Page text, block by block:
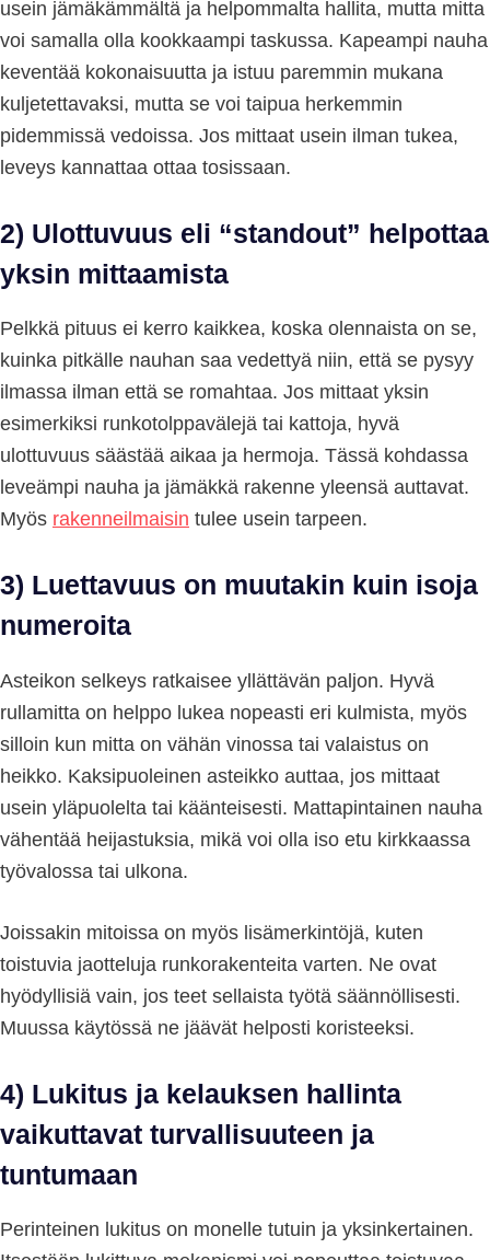
usein jämäkämmältä ja helpommalta hallita, mutta mitta
voi samalla olla kookkaampi taskussa. Kapeampi nauha
keventää kokonaisuutta ja istuu paremmin mukana
kuljetettavaksi, mutta se voi taipua herkemmin
pidemmissä vedoissa. Jos mittaat usein ilman tukea,
leveys kannattaa ottaa tosissaan.
2) Ulottuvuus eli “standout” helpottaa
yksin mittaamista
Pelkkä pituus ei kerro kaikkea, koska olennaista on se,
kuinka pitkälle nauhan saa vedettyä niin, että se pysyy
ilmassa ilman että se romahtaa. Jos mittaat yksin
esimerkiksi runkotolppavälejä tai kattoja, hyvä
ulottuvuus säästää aikaa ja hermoja. Tässä kohdassa
leveämpi nauha ja jämäkkä rakenne yleensä auttavat.
Myös rakenneilmaisin tulee usein tarpeen.
3) Luettavuus on muutakin kuin isoja
numeroita
Asteikon selkeys ratkaisee yllättävän paljon. Hyvä
rullamitta on helppo lukea nopeasti eri kulmista, myös
silloin kun mitta on vähän vinossa tai valaistus on
heikko. Kaksipuoleinen asteikko auttaa, jos mittaat
usein yläpuolelta tai käänteisesti. Mattapintainen nauha
vähentää heijastuksia, mikä voi olla iso etu kirkkaassa
työvalossa tai ulkona.
Joissakin mitoissa on myös lisämerkintöjä, kuten
toistuvia jaotteluja runkorakenteita varten. Ne ovat
hyödyllisiä vain, jos teet sellaista työtä säännöllisesti.
Muussa käytössä ne jäävät helposti koristeeksi.
4) Lukitus ja kelauksen hallinta
vaikuttavat turvallisuuteen ja
tuntumaan
Perinteinen lukitus on monelle tutuin ja yksinkertainen.